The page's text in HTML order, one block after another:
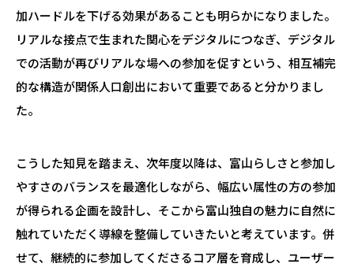
加ハードルを下げる効果があることも明らかになりました。
リアルな接点で生まれた関心をデジタルにつなぎ、デジタル
での活動が再びリアルな場への参加を促すという、相互補完
的な構造が関係人口創出において重要であると分かりまし
た。
こうした知見を踏まえ、次年度以降は、富山らしさと参加し
やすさのバランスを最適化しながら、幅広い属性の方の参加
が得られる企画を設計し、そこから富山独自の魅力に自然に
触れていただく導線を整備していきたいと考えています。併
せて、継続的に参加してくださるコア層を育成し、ユーザー